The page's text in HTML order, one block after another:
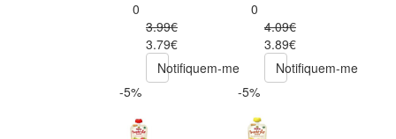
0
3.99€
3.79€
Notifiquem-me
0
4.09€
3.89€
Notifiquem-me
-5%
-5%